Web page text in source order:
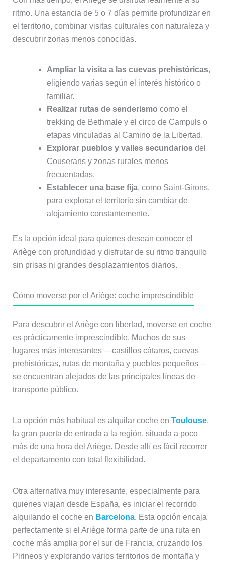
ritmo. Una estancia de 5 o 7 días permite profundizar en
el territorio, combinar visitas culturales con naturaleza y
descubrir zonas menos conocidas.
Ampliar la visita a las cuevas prehistóricas,
eligiendo varias según el interés histórico o
familiar.
Realizar rutas de senderismo como el
trekking de Bethmale y el circo de Campuls o
etapas vinculadas al Camino de la Libertad.
Explorar pueblos y valles secundariosdel
Couserans y zonas rurales menos
frecuentadas.
Establecer una base fija, como Saint‑Girons,
para explorar el territorio sin cambiar de
alojamiento constantemente.
Es la opción ideal para quienes desean conocer el
Ariège con profundidad y disfrutar de su ritmo tranquilo
sin prisas ni grandes desplazamientos diarios.
Cómo moverse por el Ariège: coche imprescindible
Para descubrir el Ariège con libertad, moverse en coche
es prácticamente imprescindible. Muchos de sus
lugares más interesantes —castillos cátaros, cuevas
prehistóricas, rutas de montaña y pueblos pequeños—
se encuentran alejados de las principales líneas de
transporte público.
La opción más habitual es alquilar coche en Toulouse,
la gran puerta de entrada a la región, situada a poco
más de una hora del Ariège. Desde allí es fácil recorrer
el departamento con total flexibilidad.
Otra alternativa muy interesante, especialmente para
quienes viajan desde España, es iniciar el recorrido
alquilando el coche en Barcelona. Esta opción encaja
perfectamente si el Ariège forma parte de una ruta en
coche más amplia por el sur de Francia, cruzando los
Pirineos y explorando varios territorios de montaña y